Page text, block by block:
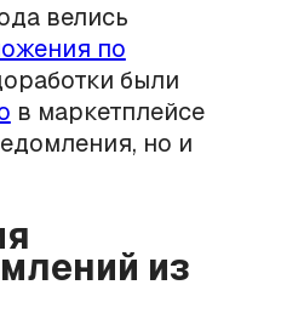
велись
по
были
в маркетплейсе
но и
из